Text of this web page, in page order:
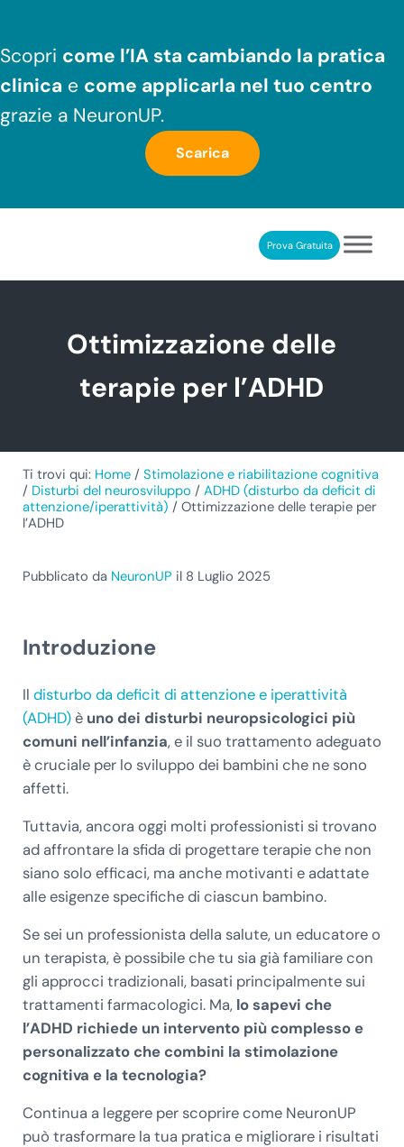
Scopri come l’IA sta cambiando la pratica
clinica e come applicarla nel tuo centro
grazie a NeuronUP.
Scarica
RIABILITAZIONE COGNITIVA PROFESSIONALEProva Gratuita
Ottimizzazione delle
terapie per l’ADHD
Ti trovi qui: Home / Stimolazione e riabilitazione cognitiva
/ Disturbi del neurosviluppo / ADHD (disturbo da deficit di
attenzione/iperattività) / Ottimizzazione delle terapie per
l’ADHD
Pubblicato da NeuronUP il 8 Luglio 2025
Introduzione
Il disturbo da deficit di attenzione e iperattività
(ADHD)è uno dei disturbi neuropsicologici più
comuni nell’infanzia, e il suo trattamento adeguato
è cruciale per lo sviluppo dei bambini che ne sono
affetti.
Tuttavia, ancora oggi molti professionisti si trovano
ad affrontare la sfida di progettare terapie che non
siano solo efficaci, ma anche motivanti e adattate
alle esigenze specifiche di ciascun bambino.
Se sei un professionista della salute, un educatore o
un terapista, è possibile che tu sia già familiare con
gli approcci tradizionali, basati principalmente sui
trattamenti farmacologici. Ma, lo sapevi che
l’ADHD richiede un intervento più complesso e
personalizzato che combini la stimolazione
cognitiva e la tecnologia?
Continua a leggere per scoprire come NeuronUP
può trasformare la tua pratica e migliorare i risultati